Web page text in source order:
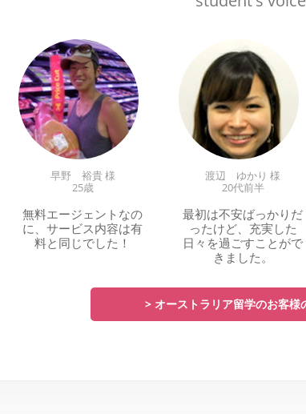
早野 裕貴 様
25歳
無料エージェントなの
に、サービス内容は有
料と同じでした！
渡辺 ゆかり 様
20代前半
最初は不安ばっかりだ
ったけど、充実した
日々を過ごすことがで
きました。
> オーストラリア留学のお客様